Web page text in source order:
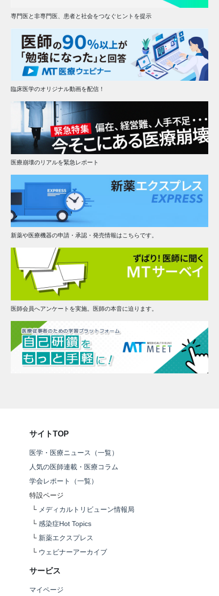
専門医と非専門医、患者と社会をつなぐヒントを提示
臨床医学のオリジナル動画を配信！
医療崩壊のリアルを緊急レポート
新薬や医療機器の申請・承認・発売情報はこちらです。
医師会員へアンケートを実施。医師の本音に迫ります。
サイトTOP
医学・医療ニュース（一覧）
人気の医師連載・医療コラム
学会レポート（一覧）
特設ページ
└ メディカルトリビューン情報局
└ 感染症Hot Topics
└ 新薬エクスプレス
└ ウェビナーアーカイブ
サービス
マイページ